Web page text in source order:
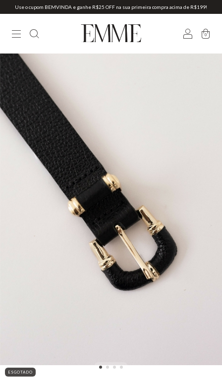
Use o cupom BEMVINDA e ganhe R$25 OFF na sua primeira compra acima de R$199!
0
ESGOTADO